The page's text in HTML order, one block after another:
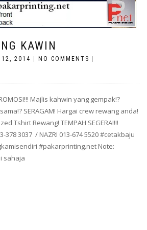
KAWIN
12, 2014 | NO COMMENTS |
Majlis kahwin yang gempak!?
SERAGAM! Hargai crew rewang anda!
Tshirt Rewang! TEMPAH SEGERA!!!!
378 3037 / NAZRI 013-674 5520 #cetakbaju
#pakarprinting.net Note:
sahaja